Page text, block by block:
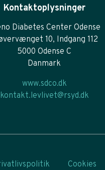
Kontaktoplysninger
Diabetes Center Odense
10, Indgang 112
5000 Odense C
Danmark
www.sdco.dk
kontakt.levlivet@rsyd.dk
Cookies